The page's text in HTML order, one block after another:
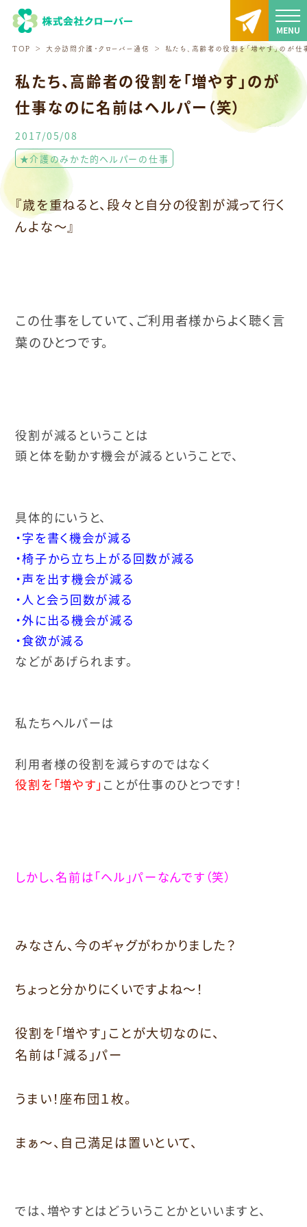
TOP 大分訪問介護・クローバー通信 私たち、高齢者の役割を「増やす」のが
私たち、高齢者の役割を「増やす」のが
仕事なのに名前はヘルパー（笑）
2017/05/08
★介護のみかた的ヘルパーの仕事
『歳を重ねると、段々と自分の役割が減って行く
んよな〜』
この仕事をしていて、ご利用者様からよく聴く言
葉のひとつです。
役割が減るということは
頭と体を動かす機会が減るということで、
具体的にいうと、
・字を書く機会が減る
・椅子から立ち上がる回数が減る
・声を出す機会が減る
・人と会う回数が減る
・外に出る機会が減る
・食欲が減る
などがあげられます。
私たちヘルパーは
利用者様の役割を減らすのではなく
役割を「増やす」 ことが仕事のひとつです！
しかし、名前は「ヘル」パーなんです（笑）
みなさん、今のギャグがわかりました？
ちょっと分かりにくいですよね～！
役割を「増やす」ことが大切なのに、
名前は「減る」パー
うまい！座布団１枚。
まぁ〜、自己満足は置いといて、
では、増やすとはどういうことかといいますと、